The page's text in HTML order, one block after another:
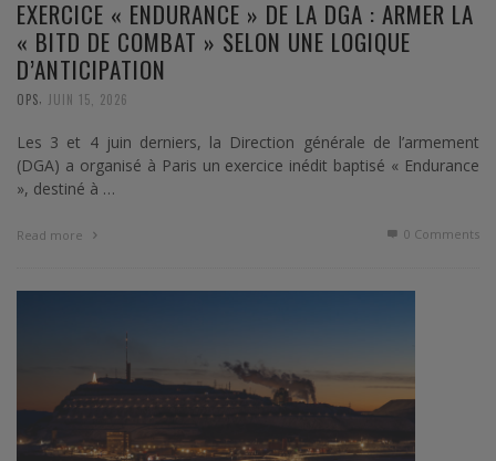
EXERCICE « ENDURANCE » DE LA DGA : ARMER LA
« BITD DE COMBAT » SELON UNE LOGIQUE
D’ANTICIPATION
OPS JUIN 15, 2026
Les 3 et 4 juin derniers, la Direction générale de l’armement
(DGA) a organisé à Paris un exercice inédit baptisé « Endurance
», destiné à …
Read more 0 Comments